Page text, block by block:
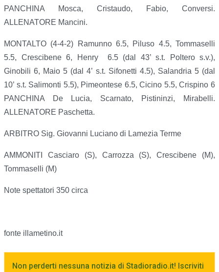
PANCHINA Mosca, Cristaudo, Fabio, Conversi.
ALLENATORE Mancini.
MONTALTO (4-4-2) Ramunno 6.5, Piluso 4.5, Tommaselli
5.5, Crescibene 6, Henry 6.5 (dal 43’ s.t. Poltero s.v.),
Ginobili 6, Maio 5 (dal 4’ s.t. Sifonetti 4.5), Salandria 5 (dal
10’ s.t. Salimonti 5.5), Pimeontese 6.5, Cicino 5.5, Crispino 6
PANCHINA De Lucia, Scarnato, Pistininzi, Mirabelli.
ALLENATORE Paschetta.
ARBITRO Sig. Giovanni Luciano di Lamezia Terme
AMMONITI Casciaro (S), Carrozza (S), Crescibene (M),
Tommaselli (M)
Note spettatori 350 circa
fonte illametino.it
Non perderti nessuna notizia di Stadioradio.it! Iscriviti